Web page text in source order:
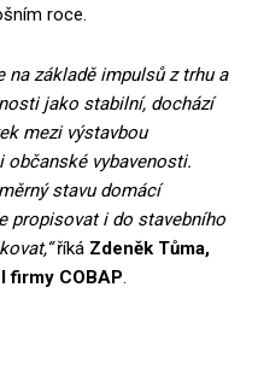
roce.
na základě impulsů z trhu a
jako stabilní, dochází
mezi výstavbou
občanské vybavenosti.
stavu domácí
propisovat i do stavebního
říká Zdeněk Tůma,
firmy COBAP.